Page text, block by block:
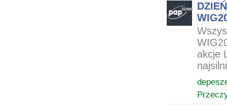
akcje